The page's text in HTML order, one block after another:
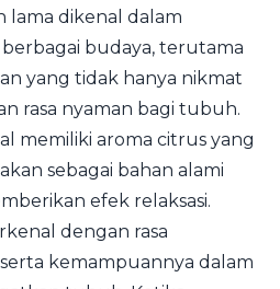
lama dikenal dalam
budaya, terutama
yang tidak hanya nikmat
rasa nyaman bagi tubuh.
memiliki aroma citrus yang
sebagai bahan alami
efek relaksasi.
dengan rasa
kemampuannya dalam